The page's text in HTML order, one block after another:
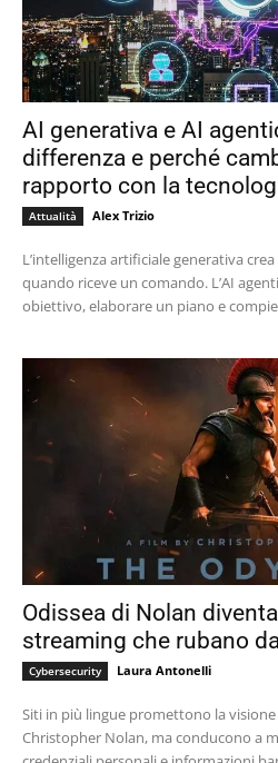
AI generativa e AI
differenza e perché
rapporto con la
Attualità Alex Trizio
L’intelligenza artificiale generativa
quando riceve un comando. L’AI
obiettivo, elaborare un piano e
Odissea di Nolan
streaming che rubano
Cybersecurity Laura Antonelli
Siti in più lingue promettono la
Christopher Nolan, ma conducono a